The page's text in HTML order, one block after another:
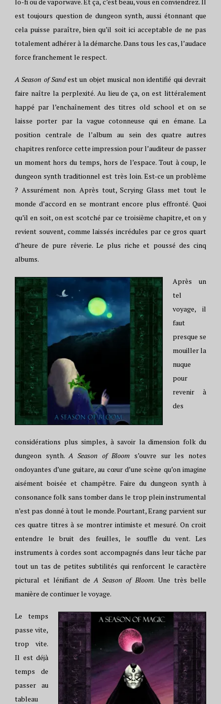
est toujours question de dungeon synth, aussi étonnant que
cela puisse paraître, bien qu’il soit ici acceptable de ne pas
totalement adhérer à la démarche. Dans tous les cas, l’audace
force franchement le respect.
A Season of Sandest un objet musical non identifié qui devrait
faire naître la perplexité. Au lieu de ça, on est littéralement
happé par l’enchaînement des titres old school et on se
laisse porter par la vague cotonneuse qui en émane. La
position centrale de l’album au sein des quatre autres
chapitres renforce cette impression pour l’auditeur de passer
un moment hors du temps, hors de l’espace. Tout à coup, le
dungeon synth traditionnel est très loin. Est-ce un problème
? Assurément non. Après tout, Scrying Glass met tout le
monde d’accord en se montrant encore plus effronté. Quoi
qu’il en soit, on est scotché par ce troisième chapitre, et on y
revient souvent, comme laissés incrédules par ce gros quart
d’heure de pure rêverie. Le plus riche et poussé des cinq
albums.
Après un
tel
voyage, il
faut
presque se
mouiller la
nuque
pour
revenir à
des
considérations plus simples, à savoir la dimension folk du
dungeon synth.A Season of Bloom s’ouvre sur les notes
ondoyantes d’une guitare, au cœur d’une scène qu’on imagine
aisément boisée et champêtre. Faire du dungeon synth à
consonance folk sans tomber dans le trop plein instrumental
n’est pas donné à tout le monde. Pourtant, Erang parvient sur
ces quatre titres à se montrer intimiste et mesuré. On croit
entendre le bruit des feuilles, le souffle du vent. Les
instruments à cordes sont accompagnés dans leur tâche par
tout un tas de petites subtilités qui renforcent le caractère
pictural et lénifiant deA Season of Bloom. Une très belle
manière de continuer le voyage.
Le temps
passe vite,
trop vite.
Il est déjà
temps de
passer au
tableau